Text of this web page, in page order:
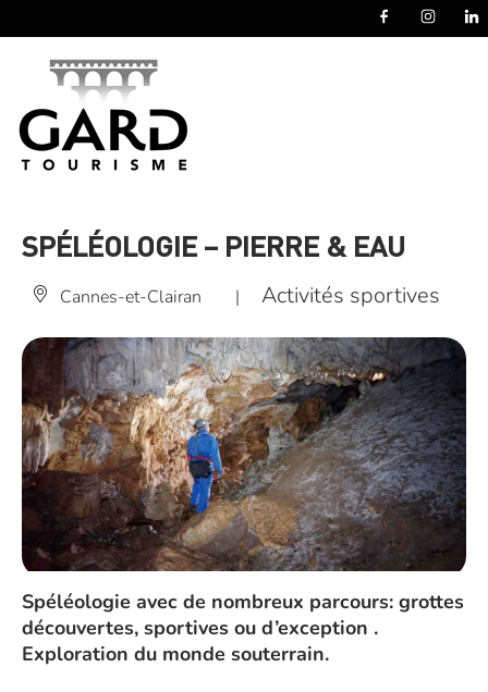
SPÉLÉOLOGIE – PIERRE & EAU
Cannes-et-Clairan | Activités sportives
Spéléologie avec de nombreux parcours: grottes
découvertes, sportives ou d’exception .
Exploration du monde souterrain.